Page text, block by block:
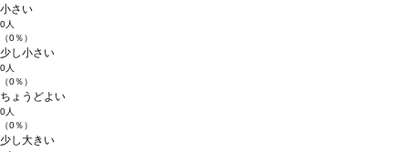
小さい
0人
（0％）
少し小さい
0人
（0％）
ちょうどよい
0人
（0％）
少し大きい